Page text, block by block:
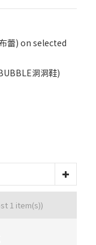
蕾) on selected
洞洞鞋)
1 item(s))